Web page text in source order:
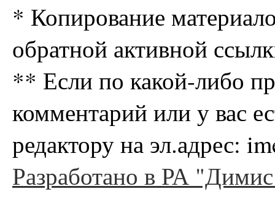
* Копирование
обратной активной
** Если по какой-либо
комментарий или у вас
редактору на эл.адрес:
Разработано в РА